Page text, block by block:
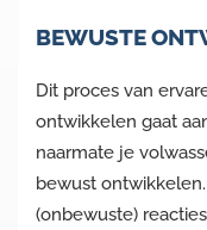
BEWUSTE
Dit proces van
ontwikkelen gaat
naarmate je
bewust
(onbewuste)